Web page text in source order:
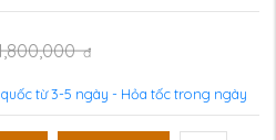
đ
từ 3-5 ngày - Hỏa tốc trong ngày